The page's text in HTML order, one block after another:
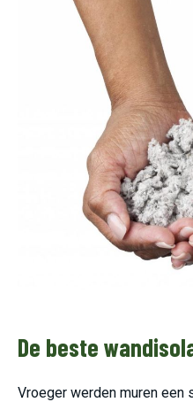
De beste
Vroeger werden muren een